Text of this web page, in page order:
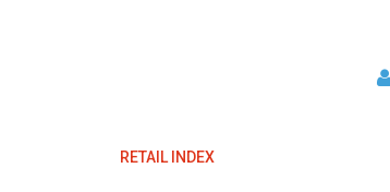
RETAIL INDEX